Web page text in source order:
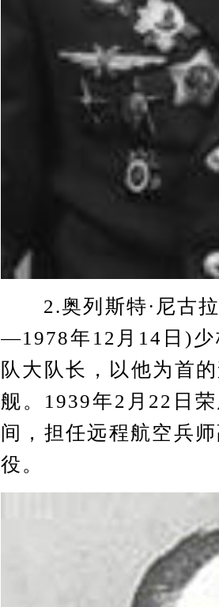
2.奥列斯特·尼古拉
—1978年12月14日)少
队大队长，以他为首
舰。1939年2月22日
间，担任远程航空兵
役。